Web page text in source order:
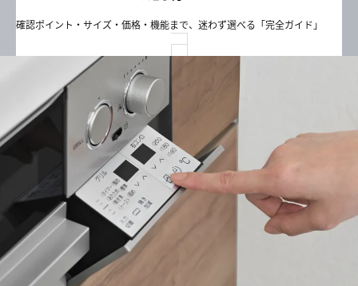
確認ポイント・サイズ・価格・機能まで、迷わず選べる「完全ガイド」